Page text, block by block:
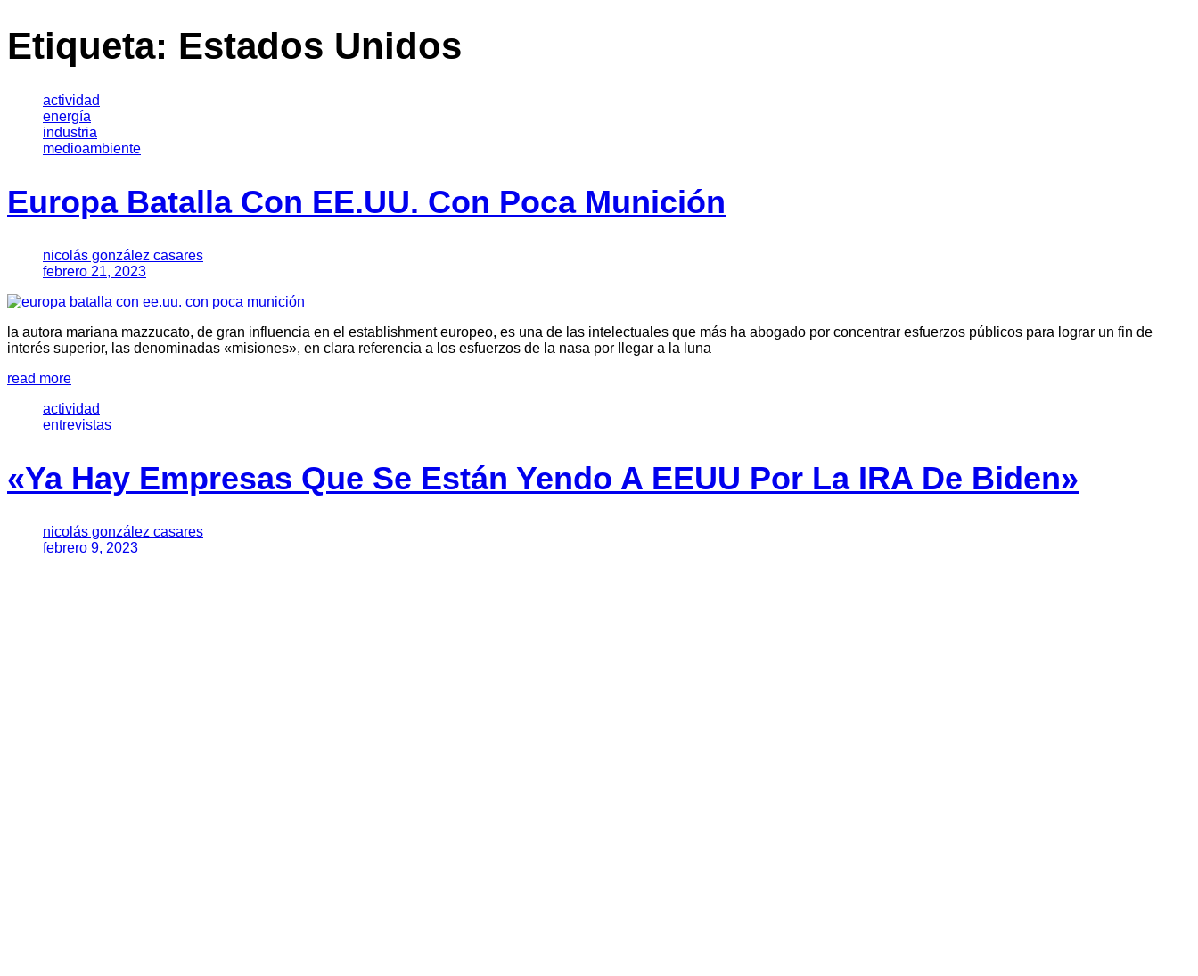
Etiqueta: Estados Unidos
actividad
energía
industria
medioambiente
Europa Batalla Con EE.UU. Con Poca Munición
nicolás gonzález casares
febrero 21, 2023
la autora mariana mazzucato, de gran influencia en el establishment europeo, es una de las intelectuales que más ha abogado por concentrar esfuerzos públicos para lograr un fin de
interés superior, las denominadas «misiones», en clara referencia a los esfuerzos de la nasa por llegar a la luna
read more
actividad
entrevistas
«Ya Hay Empresas Que Se Están Yendo A EEUU Por La IRA De Biden»
nicolás gonzález casares
febrero 9, 2023